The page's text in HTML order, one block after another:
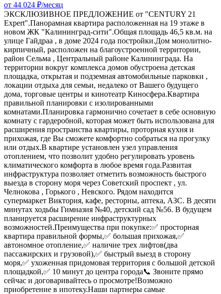
от 44 024 ₽/месяц
ЭКСКЛЮЗИВНОЕ ПРЕДЛОЖЕНИЕ от "CENTURY 21
Expert".Панорамная квартира расположенная на 19 этаже в
новом ЖК "Калининград-сити".Общая площадь 46,5 кв.м. на
улице Гайдраа , в доме 2024 года постройки.Дом монолитно-
кирпичный, расположен на благоустроенной территории,
район Сельма , Центральный районе Калининграда. На
территории вокруг комплекса домов обустроена детская
площадка, открытая и подземная автомобильные парковки ,
локации отдыха для семьи, недалеко от Вашего будущего
дома, торговые центры и кинотеатр Киносфера.Квартира
правильной планировки с изолированными
комнатами.Планировка гармонично сочетает в себе основную
комнату с гардеробной, которая может быть использована для
расширения пространства квартиры, проторная кухня и
прихожая, где Вы сможете комфортно собраться на прогулку
или отдых.В квартире установлен узел управления
отоплением, что позволит удобно регулировать уровень
климатического комфорта в любое время года.Развитая
инфраструктура позволяет отметить возможность быстрого
выезда в сторону моря через Советский проспект , ул.
Челнокова , Горького , Невского. Рядом находится
супермаркет Виктория, кафе, ресторны, аптека, АЗС. В десяти
минутах ходьбы Гимназия №40, детский сад №56. В будущем
планируется расширение инфраструктурных
возможностей.Преимущества при покупке:✅ просторная
квартира правильной формы,✅ большая прихожая,✅
автономное отопление,✅ наличие трех лифтов(два
пассажирских и грузовой),✅ быстрый выезд в сторону
моря,✅ ухоженная придомовая территория с большой детской
площадкой,✅ 10 минут до центра города📞 Звоните прямо
сейчас и договаривайтесь о просмотре!Возможно
приобретение в ипотеку.Наши партнеры самые